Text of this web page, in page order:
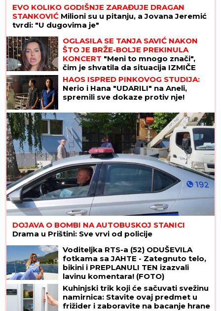
EVO KOLIKO GODIŠNJE ZARAĐUJE DRAGAN
STANKOVIĆ Milioni su u pitanju, a Jovana Jeremić
tvrdi: "U dugovima je"
OGLASILA SE TANJA SAVIĆ NAKON
ŠTO JE BRŽE-BOLJE PREKINULA
KONCERT "Meni to mnogo znači",
čim je shvatila da situacija IZMIČE
KONTROLI morala da reaguje
HAOS ISPRED PINKOVOG STUDIJA:
Nerio i Hana "UDARILI" na Aneli,
spremili sve dokaze protiv nje!
DOJAVA O BOMBI NA AUTOBUSKOJ STANICI
Drama u Prištini: Sve vrvi od policije
Voditeljka RTS-a (52) ODUŠEVILA
fotkama sa JAHTE - Zategnuto telo,
bikini i PREPLANULI TEN izazvali
lavinu komentara! (FOTO)
Kuhinjski trik koji će sačuvati svežinu
namirnica: Stavite ovaj predmet u
frižider i zaboravite na bacanje hrane